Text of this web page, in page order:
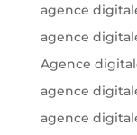
agence
agence
Agence
agence
agence